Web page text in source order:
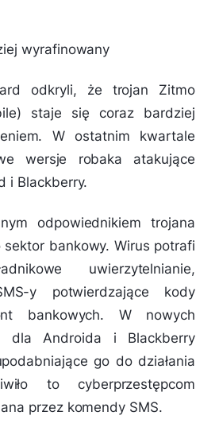
wyrafinowany
odkryli, że trojan Zitmo
staje się coraz bardziej
W ostatnim kwartale
wersje robaka atakujące
i Blackberry.
odpowiednikiem trojana
sektor bankowy. Wirus potrafi
uwierzytelnianie,
y potwierdzające kody
bankowych. W nowych
dla Androida i Blackberry
go do działania
to cyberprzestępcom
przez komendy SMS.